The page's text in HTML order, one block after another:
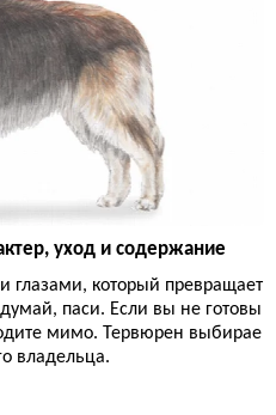
уход и содержание
глазами, который превращает
паси. Если вы не готовы
мимо. Тервюрен выбирае
владельца.